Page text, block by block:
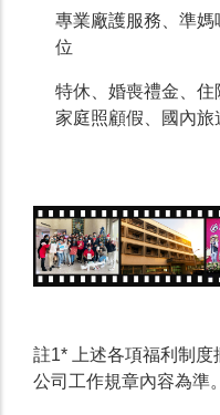
專業廠護服務、準
位
特休、婚喪禮金、住
家庭照顧假、國內旅
註1* 上述各項福利制度
公司工作規章內容為準。